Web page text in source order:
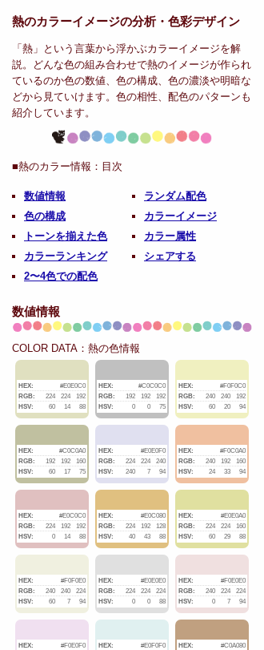
熱のカラーイメージの分析・ 色彩デザイン
「熱」という言葉から浮かぶカラーイメージを解
説。どんな色の組み合わせで熱のイメージが作られ
ているのか色の数値、色の構成、色の濃淡や明暗な
どから見ていけます。色の相性、配色のパターンも
紹介しています。
■熱のカラー情報： 目次
数値情報
色の構成
トーンを揃えた色
カラーランキング
2〜4色での配色
ランダム配色
カラーイメージ
カラー属性
シェアする
数値情報
COLOR DATA：熱の色情報
HEX:
#E0E0C0
RGB:
224 224
192
HSV:
60 14 88
HEX:
#C0C0C0
RGB:
192 192
192
HSV:
0 0 75
HEX:
#F0F0C0
RGB:
240 240
192
HSV:
60 20 94
HEX:
#C0C0A0
RGB:
192 192
160
HSV:
60 17 75
HEX:
#E0E0F0
RGB:
224 224
240
HSV:
240 7 94
HEX:
#F0C0A0
RGB:
240 192
160
HSV:
24 33 94
HEX:
#E0C0C0
RGB:
224 192
192
HSV:
0 14 88
HEX:
#E0C080
RGB:
224 192
128
HSV:
40 43 88
HEX:
#E0E0A0
RGB:
224 224
160
HSV:
60 29 88
HEX:
#F0F0E0
RGB:
240 240
224
HSV:
60 7 94
HEX:
#E0E0E0
RGB:
224 224
224
HSV:
0 0 88
HEX:
#F0E0E0
RGB:
240 224
224
HSV:
0 7 94
HEX: #F0E0F0 HEX: #E0F0F0 HEX: #C0A080